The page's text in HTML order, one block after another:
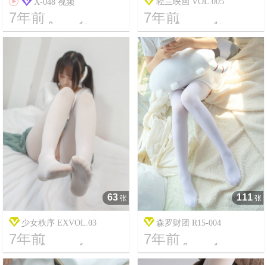
X-048 视频
7年前
5 4493
7年前
19 3442
63 张
少女秩序 EXVOL.03
7年前
19 5376
111 张
森罗财团 R15-004
7年前
7 2911